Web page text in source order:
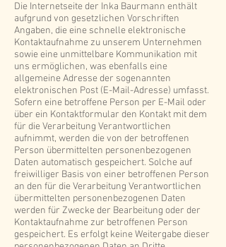
Die Internetseite der Inka Baurmann enthält
aufgrund von gesetzlichen Vorschriften
Angaben, die eine schnelle elektronische
Kontaktaufnahme zu unserem Unternehmen
sowie eine unmittelbare Kommunikation mit
uns ermöglichen, was ebenfalls eine
allgemeine Adresse der sogenannten
elektronischen Post (E-Mail-Adresse) umfasst.
Sofern eine betroffene Person per E-Mail oder
über ein Kontaktformular den Kontakt mit dem
für die Verarbeitung Verantwortlichen
aufnimmt, werden die von der betroffenen
Person übermittelten personenbezogenen
Daten automatisch gespeichert. Solche auf
freiwilliger Basis von einer betroffenen Person
an den für die Verarbeitung Verantwortlichen
übermittelten personenbezogenen Daten
werden für Zwecke der Bearbeitung oder der
Kontaktaufnahme zur betroffenen Person
gespeichert. Es erfolgt keine Weitergabe dieser